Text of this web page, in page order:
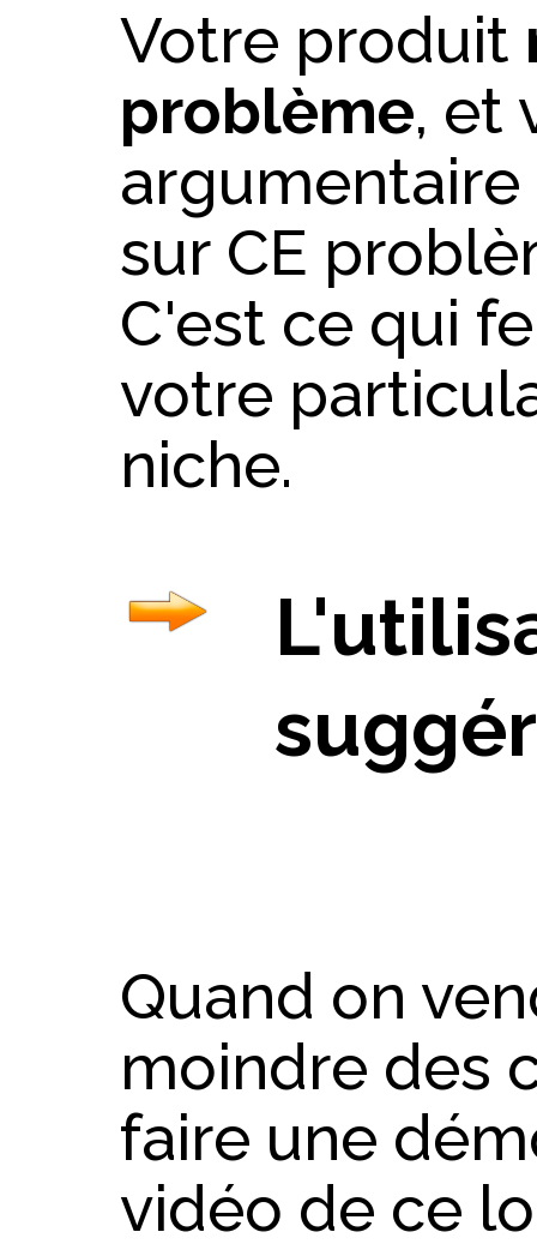
Votre produit
problème, et
sur CE
C'est ce qui
votre
niche.
Quand on
moindre des
faire une
vidéo de ce